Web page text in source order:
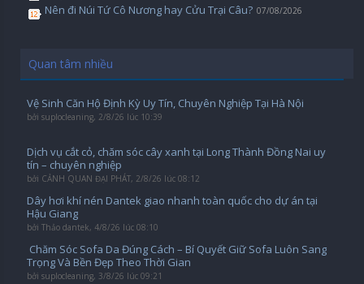
Nên đi Núi Tứ Cô Nương hay Cửu Trại Câu? 07/08/2026
Quan tâm nhiều
Vệ Sinh Căn Hộ Định Kỳ Uy Tín, Chuyên Nghiệp Tại Hà Nội
bởi suplocleaning, 2/8/26 lúc 10:39
Dịch vụ cắt cỏ, chăm sóc cây xanh tại Long Thành Đồng Nai uy
tín – chuyên nghiệp
bởi CẢNH QUAN ĐẠI PHÁT, 2/8/26 lúc 08:12
Dây hơi khí nén Dantek giao nhanh toàn quốc cho dự án tại
Hậu Giang
bởi Thảo dantek, 4/8/26 lúc 08:10
️ Chăm Sóc Sofa Da Đúng Cách – Bí Quyết Giữ Sofa Luôn Sang
Trọng Và Bền Đẹp Theo Thời Gian
bởi suplocleaning, 3/8/26 lúc 09:21